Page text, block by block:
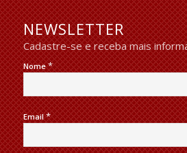
NEWSLETTER
Cadastre-se e receba mais
Nome*
Email*